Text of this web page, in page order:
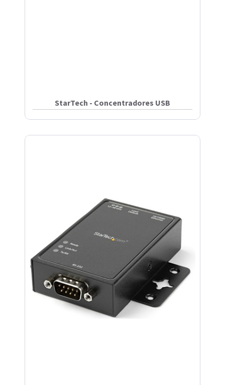
StarTech - Concentradores USB